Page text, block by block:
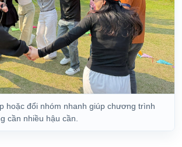
hoặc đổi nhóm nhanh giúp chương trình
cần nhiều hậu cần.